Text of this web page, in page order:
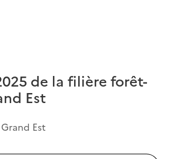
de la filière forêt-
Est
Est